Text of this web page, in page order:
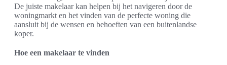
De juiste makelaar kan helpen bij het navigeren door de
woningmarkt en het vinden van de perfecte woning die
aansluit bij de wensen en behoeften van een buitenlandse
koper.
Hoe een makelaar te vinden